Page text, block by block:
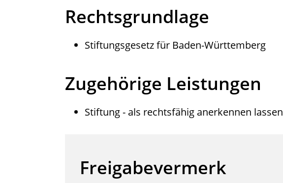
Rechtsgrundlage
Stiftungsgesetzfür Baden-Württemberg
Zugehörige Leistungen
Stiftung - als rechtsfähig anerkennen lassen
Freigabevermerk